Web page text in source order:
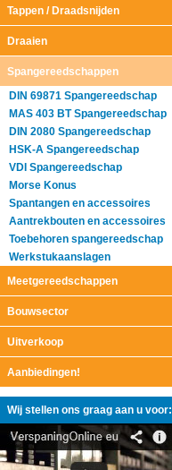
Tappen / Draadsnijden
Draaien
Spangereedschappen
DIN 69871 Spangereedschap
MAS 403 BT Spangereedschap
DIN 2080 Spangereedschap
HSK-A Spangereedschap
VDI Spangereedschap
Morse Konus
Spantangen en accessoires
Aantrekbouten en accessoires
Toebehoren spangereedschap
Werkstukaanslagen
Meetgereedschappen
Bouwsector
Uitverkoop
Aanbiedingen!
Wij stellen ons graag aan u voor: